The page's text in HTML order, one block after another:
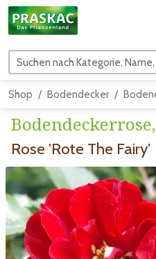
Shop Bodendecker
Rose 'Rote The Fairy'